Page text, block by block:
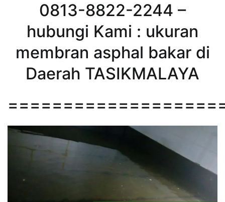
0813-8822-2244 –
hubungi Kami : ukuran
membran asphal bakar di
Daerah TASIKMALAYA